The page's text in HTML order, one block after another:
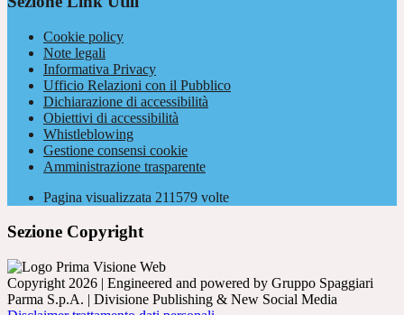
Cookie policy
Note legali
Informativa Privacy
Ufficio Relazioni con il Pubblico
Dichiarazione di accessibilità
Obiettivi di accessibilità
Whistleblowing
Gestione consensi cookie
Amministrazione trasparente
Pagina visualizzata 211579 volte
Sezione Copyright
Copyright 2026 | Engineered and powered by Gruppo Spaggiari
Parma S.p.A. | Divisione Publishing & New Social Media